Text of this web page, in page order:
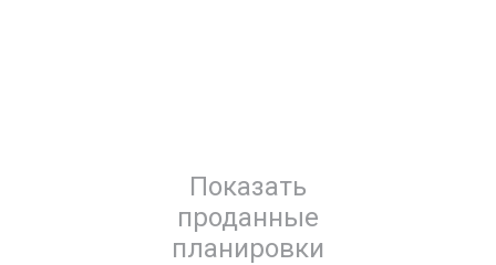
Показать
проданные
планировки